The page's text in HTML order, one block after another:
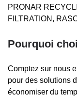
PRONAR
FILTRATION,
Pourquoi
Comptez sur nous
pour des solutions
économiser du